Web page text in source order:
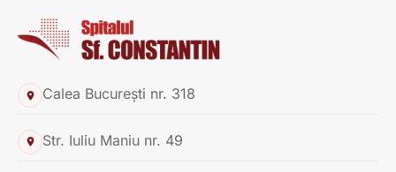
Calea București nr. 318
Str. Iuliu Maniu nr. 49